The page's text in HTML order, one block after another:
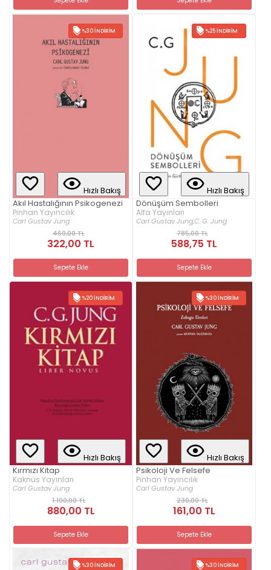
%30 İNDIRIM
Hızlı Bakış
Akıl Hastalığının Psikogenezi
Pinhan Yayıncılık
Carl Gustav Jung
460,00 TL
322,00 TL
Sepete Ekle
%25 İNDIRIM
Hızlı Bakış
Dönüşüm Sembolleri
Alfa Yayınları
Carl Gustav Jung,C. G. Jung
785,00 TL
588,75 TL
Sepete Ekle
%20 İNDIRIM
Hızlı Bakış
Kırmızı Kitap
Kaknüs Yayınları
Carl Gustav Jung
1.100,00 TL
880,00 TL
Sepete Ekle
%30 İNDIRIM
Hızlı Bakış
Psikoloji Ve Felsefe
Pinhan Yayıncılık
Carl Gustav Jung
230,00 TL
161,00 TL
Sepete Ekle
%30 İNDIRIM %30 İNDIRIM